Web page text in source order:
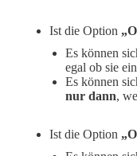
Ist die Option
Es können
egal ob sie
Es können
nur dann,
Ist die Option